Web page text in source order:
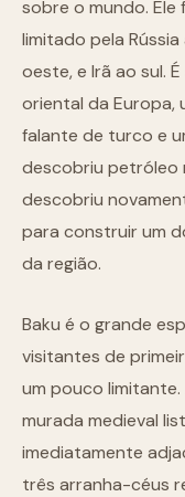
sobre o mundo. Ele
limitado pela Rússia
oeste, e Irã ao sul.
oriental da Europa,
falante de turco e
descobriu petróleo
descobriu
para construir um
da região.
Baku é o grande
visitantes de
um pouco limitante.
murada medieval
imediatamente
três arranha-céus